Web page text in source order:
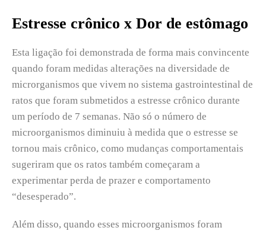
Estresse crônico x Dor de estômago
Esta ligação foi demonstrada de forma mais convincente
quando foram medidas alterações na diversidade de
microrganismos que vivem no sistema gastrointestinal de
ratos que foram submetidos a estresse crônico durante
um período de 7 semanas. Não só o número de
microorganismos diminuiu à medida que o estresse se
tornou mais crônico, como mudanças comportamentais
sugeriram que os ratos também começaram a
experimentar perda de prazer e comportamento
“desesperado”.
Além disso, quando esses microorganismos foram